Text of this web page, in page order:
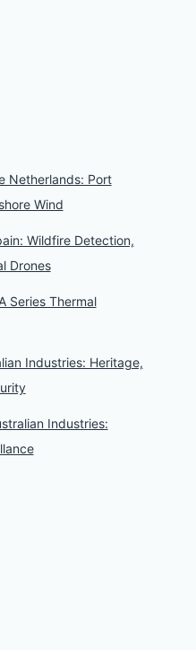
Netherlands: Port
Wind
Wildfire Detection,
Drones
Series Thermal
Industries: Heritage,
Industries: